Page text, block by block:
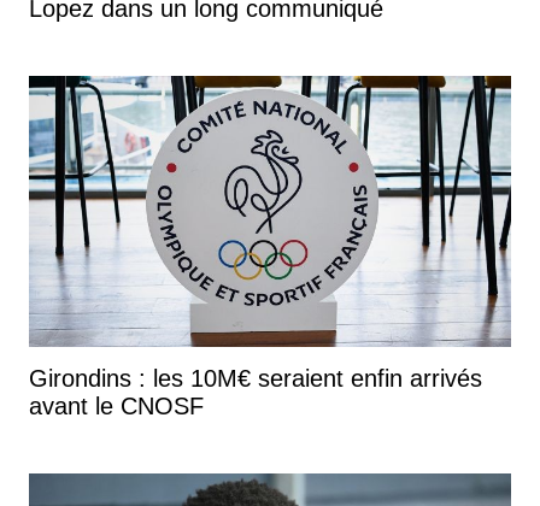
Lopez dans un long communiqué
Girondins : les 10M€ seraient enfin arrivés
avant le CNOSF